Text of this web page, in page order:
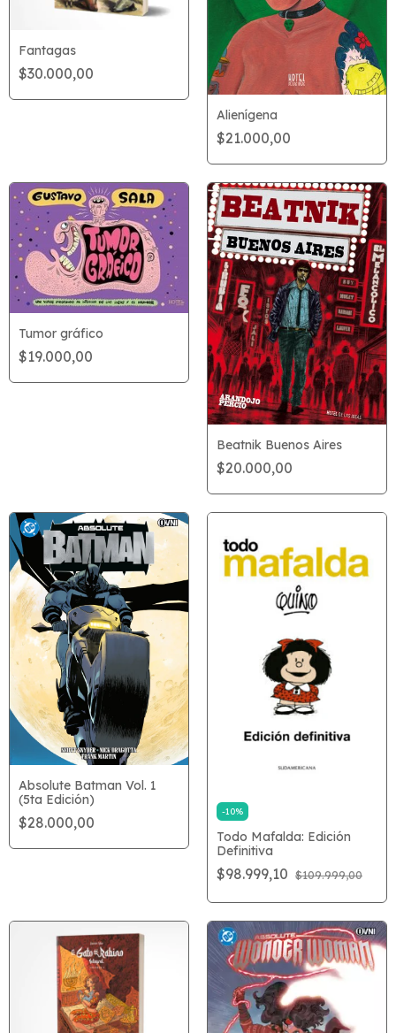
Fantagas
$30.000,00
Alienígena
$21.000,00
Tumor gráfico
$19.000,00
Beatnik Buenos Aires
$20.000,00
Absolute Batman Vol. 1
(5ta Edición)
$28.000,00
-10%
Todo Mafalda: Edición
Definitiva
$98.999,10 $109.999,00